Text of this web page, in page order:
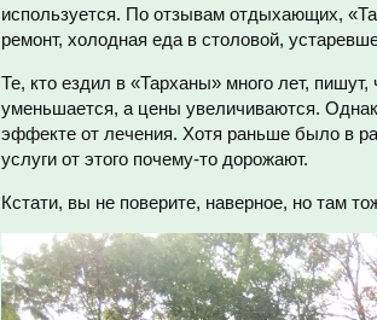
используется. По отзывам отдыхающих,
ремонт, холодная еда в столовой,
Те, кто ездил в «Тарханы» много лет,
уменьшается, а цены увеличиваются.
эффекте от лечения. Хотя раньше было в
услуги от этого почему-то дорожают.
Кстати, вы не поверите, наверное, но там